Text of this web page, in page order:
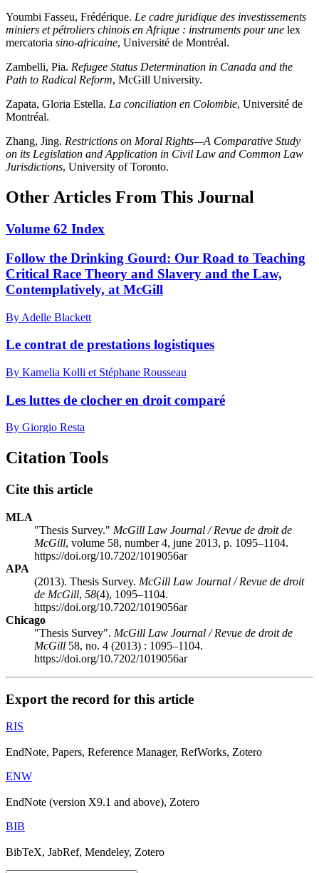
Youmbi Fasseu, Frédérique. Le cadre juridique des investissements
miniers et pétroliers chinois en Afrique : instruments pour une lex
mercatoria sino-africaine, Université de Montréal.
Zambelli, Pia. Refugee Status Determination in Canada and the
Path to Radical Reform, McGill University.
Zapata, Gloria Estella. La conciliation en Colombie, Université de
Montréal.
Zhang, Jing. Restrictions on Moral Rights—A Comparative Study
on its Legislation and Application in Civil Law and Common Law
Jurisdictions, University of Toronto.
Other Articles From This Journal
Volume 62 Index
Follow the Drinking Gourd: Our Road to Teaching
Critical Race Theory and Slavery and the Law,
Contemplatively, at McGill
By Adelle Blackett
Le contrat de prestations logistiques
By Kamelia Kolli et Stéphane Rousseau
Les luttes de clocher en droit comparé
By Giorgio Resta
Citation Tools
Cite this article
MLA
"Thesis Survey." McGill Law Journal / Revue de droit de
McGill, volume 58, number 4, june 2013, p. 1095–1104.
https://doi.org/10.7202/1019056ar
APA
(2013). Thesis Survey. McGill Law Journal / Revue de droit
de McGill, 58(4), 1095–1104.
https://doi.org/10.7202/1019056ar
Chicago
"Thesis Survey". McGill Law Journal / Revue de droit de
McGill 58, no. 4 (2013) : 1095–1104.
https://doi.org/10.7202/1019056ar
Export the record for this article
RIS
EndNote, Papers, Reference Manager, RefWorks, Zotero
ENW
EndNote (version X9.1 and above), Zotero
BIB
BibTeX, JabRef, Mendeley, Zotero